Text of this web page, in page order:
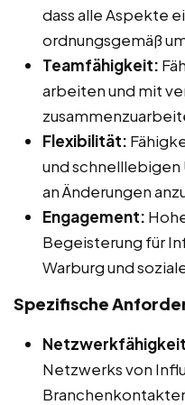
dass alle Aspekte
ordnungsgemäß
Teamfähigkeit:
arbeiten und mit
Flexibilität:
und schnelllebigen
an Änderungen
Engagement:
Begeisterung für
Warburg und
Spezifische
Netzwerks von